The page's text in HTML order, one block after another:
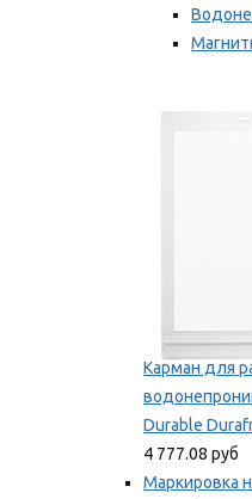
Карман для
Durable
4 777.08 руб
Маркировка